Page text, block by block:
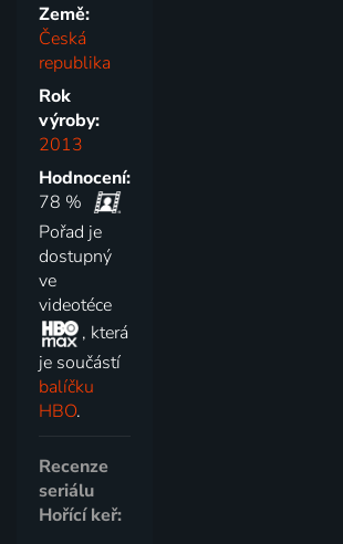
Země:
Česká
republika
Rok
výroby:
2013
Hodnocení:
78 %
Pořad je
dostupný
ve
videotéce
, která
je součástí
balíčku
HBO.
Recenze
seriálu
Hořící keř: